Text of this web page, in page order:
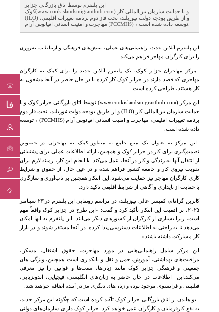
فا
این پلتفرم توسط اتاق بازرگانی جزایر
کوک(www.cookislandsmigranthub.com) و با حمایت سازمان بین‌المللی کار
(ILO) و از طریق بودجه دولت نیوزیلند، تحت فاز دوم برنامه تغییرات اقلیمی،
مهاجرت و امنیت انسانی اقیانوس آرام (PCCMHS) ، توسعه داده شده است.
این پلتفرم آنلاین جدید، راهنمایی‌های عملی، بینش‌های فرهنگی و ارتباطات ضروری
را برای کارگران مهاجر فراهم می‌کند.
مرکز مهاجران جزایر کوک، یک پلتفرم آنلاین جدید را برای کمک به کارگران
مهاجری که قصد دارند در جزایر کوک کار کرده یا در حال حاضر در آنجا مشغول به
کار هستند، طراحی کرده است.
این مرکز (www.cookislandsmigranthub.com)
توسط اتاق بازرگانی جزایر کوک و با
حمایت سازمان بین‌المللی کار (ILO)
و از طریق بودجه دولت نیوزیلند، تحت فاز دوم
برنامه تغییرات اقلیمی، مهاجرت و امنیت انسانی اقیانوس آرام (PCCMHS) ، توسعه
داده شده است
این مرکز به عنوان یک منبع جامع به منظور کمک به مهاجران در خصوص
تصمیم‌گیری برای کار در جزایر کوک و همچنین، ارائه اطلاعات عملی برای پشتیبانی
از انتقال آنها به زندگی و کار در آنجا، عمل می‌کند. با انجام این کار، زمینه لازم برای
تقویت نیروی کار و جامعه کشور فراهم شده و در عین حال، از حقوق و شرایط
کاری کارگران مهاجر نیز حمایت می‌شود. این ابتکار همچنین بر تاب‌آوری و سازگاری
با حمایت از پایداری و آگاهی از شرایط اقلیمی تاکید دارد.
کاترین گراهام، کمیسر عالی نیوزیلند، در مراسم رونمایی این پلتفرم در ۲۳ سپتامبر
۲۰۲۵، بر اهمیت این ابتکار تأکید کرد و گفت: «این طرح در جزایر کوک واقعاً مهم
است، زیرا بسیاری از کارگران از کشورهای دیگر می‌آیند. این پلتفرم به آنها امکان
می‌دهد تا به راحتی به اطلاعات دسترسی پیدا کرده، در آنجا مستقر شوند و در بازار
کار مشارکت داشته باشند».
این مرکز شامل راهنمایی‌هایی در مورد مهاجرت، حقوق اشتغال، مسکن،
مراقبت‌های بهداشتی، آموزش، حمل و نقل و بانکداری است. همچنین، ویژگی های
جمعیتی و فرهنگی جزایر کوک مانند زبان‌ها، سنت‌ها و قوانین را نیز معرفی
می‌کند .این
اطلاعات در حال حاضر به زبان‌های انگلیسی، فیجیایی، اندونزیایی،
فیلیپینی و فرانسوی موجود بوده و زبان‌های دیگری نیز در آینده اضافه خواهند شد
ایو هایدن از اتاق بازرگانی جزایر کوک تأکید کرده است که چگونه این مرکز جدید،
به نفع کارفرمایان و کارگران عمل خواهد کرد. جزایر کوک دارای سازمان‌های دولتی